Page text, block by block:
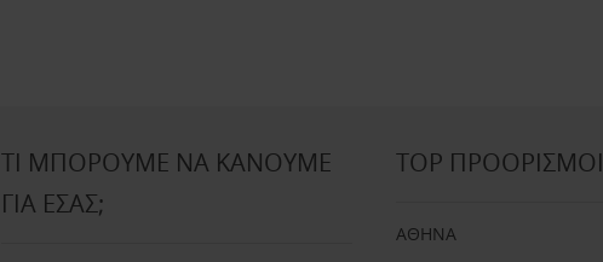
ΤΙ ΜΠΟΡΟΥΜΕ ΝΑ ΚΑΝΟΥΜΕ
ΓΙΑ ΕΣΑΣ;
TOP ΠΡΟΟΡΙΣΜΟΙ
ΑΘΗΝA